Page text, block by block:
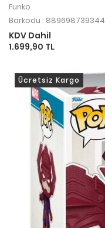
Funko
Barkodu : 889698739344
KDV Dahil
1.699,90 TL
Ücretsiz Kargo